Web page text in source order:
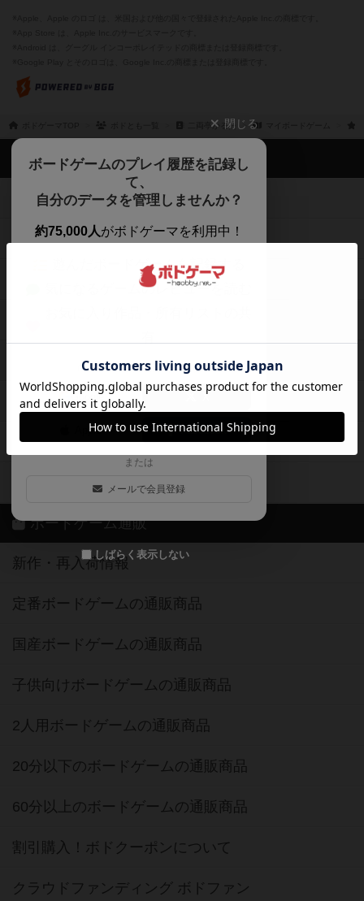
二両亭かるた閉じる
ボードゲームのプレイ履歴を記録し
て、
自分のデータを管理しませんか？
約75,000人がボドゲーマを利用中！
遊んだボードゲームを記録する
気になるゲームのレビューを読む
ログイン / 会員登録（10秒）
Google X
Apple Facebook
または
メールで会員登録
しばらく表示しない
ボドゲーマTOP
ボードゲームを検索する
ボードゲームの新着レビュー
ボードゲーム会情報
掲示板・トピックス
ボドとも・会員一覧
ボードゲーム業界コラム
ボドゲーマご利用案内
ボードゲーム通販
新作・再入荷情報
定番ボードゲームの通販商品
国産ボードゲームの通販商品
子供向けボードゲームの通販商品
2人用ボードゲームの通販商品
20分以下のボードゲームの通販商品
60分以上のボードゲームの通販商品
割引購入！ボドクーポンについて
クラウドファンディング ボドファン